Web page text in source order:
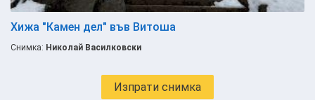
Хижа "Камен дел" във Витоша
Снимка: Николай Василковски
Изпрати снимка